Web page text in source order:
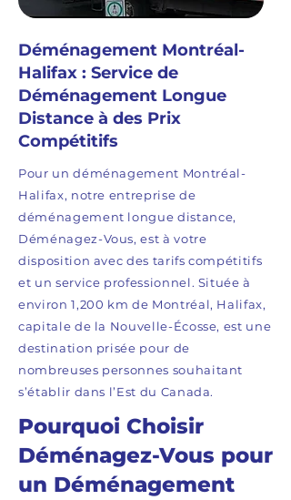
Déménagement Montréal-
Halifax : Service de
Déménagement Longue
Distance à des Prix
Compétitifs
Pour un déménagement Montréal-
Halifax, notre entreprise de
déménagement longue distance,
Déménagez-Vous, est à votre
disposition avec des tarifs compétitifs
et un service professionnel. Située à
environ 1,200 km de Montréal, Halifax,
capitale de la Nouvelle-Écosse, est une
destination prisée pour de
nombreuses personnes souhaitant
s’établir dans l’Est du Canada.
Pourquoi Choisir
Déménagez-Vous pour
un Déménagement